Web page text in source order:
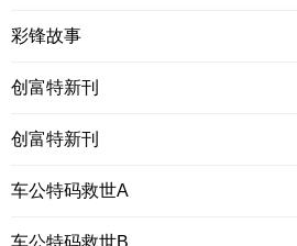
彩锋故事
创富特新刊
创富特新刊
车公特码救世A
车公特码救世B